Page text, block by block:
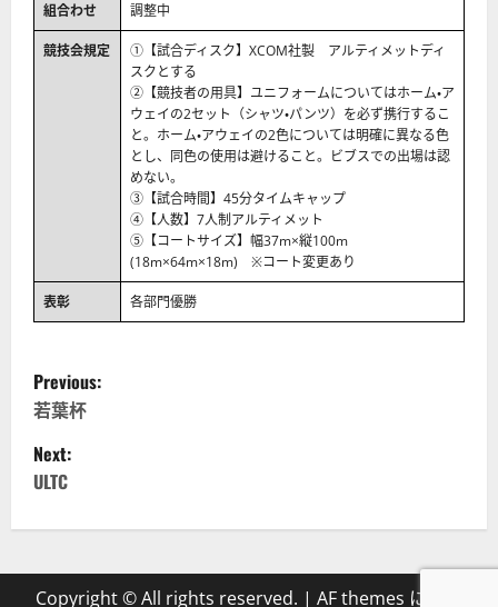
組合わせ 調整中
競技会規定
①【試合ディスク】XCOM社製 アルティメットディ
スクとする
②【競技者の用具】ユニフォームについてはホーム・ア
ウェイの2セット（シャツ・パンツ）を必ず携行するこ
と。ホーム・アウェイの2色については明確に異なる色
とし、同色の使用は避けること。ビブスでの出場は認
めない。
③【試合時間】45分タイムキャップ
④【人数】7人制アルティメット
⑤【コートサイズ】幅37m×縦100m
(18m×64m×18m) ※コート変更あり
表彰 各部門優勝
P
o
s
n
Previous:
若葉杯
Next:
ULTC
Copyright © All rights reserved. | AF themes による